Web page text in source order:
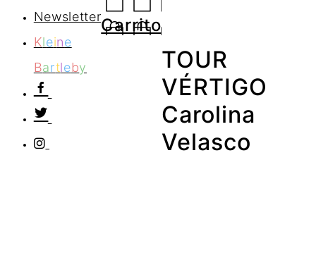
Newsletter
Kleine
Bartleby
Carrito
TOUR
VÉRTIGO
Carolina
Velasco